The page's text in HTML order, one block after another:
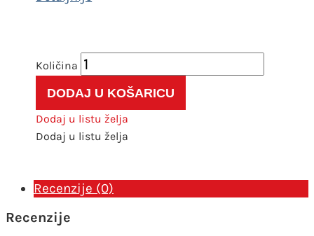
Bilježnica
Miquelrius
A4
Emotions
crvena
količina
DODAJ U KOŠARICU
Dodaj u listu želja
Dodaj u listu želja
Recenzije (0)
Recenzije